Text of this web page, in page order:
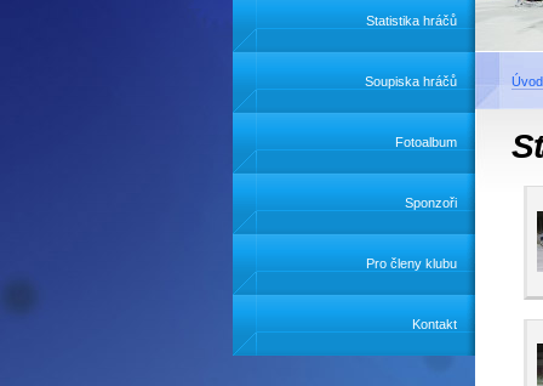
Statistika hráčů
Soupiska hráčů
Fotoalbum
Sponzoři
Pro členy klubu
Kontakt
Úvod